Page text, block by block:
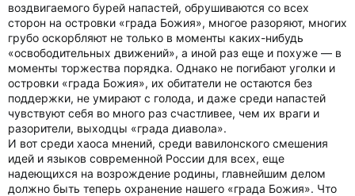
воздвигаемого бурей напастей, обрушиваются со всех
сторон на островки «града Божия», многое разоряют, многих
грубо оскорбляют не только в моменты каких-нибудь
«освободительных движений», а иной раз еще и похуже — в
моменты торжества порядка. Однако не погибают уголки и
островки «града Божия», их обитатели не остаются без
поддержки, не умирают с голода, и даже среди напастей
чувствуют себя во много раз счастливее, чем их враги и
разорители, выходцы «града диавола».
И вот среди хаоса мнений, среди вавилонского смешения
идей и языков современной России для всех, еще
надеющихся на возрождение родины, главнейшим делом
должно быть теперь охранение нашего «града Божия». Что